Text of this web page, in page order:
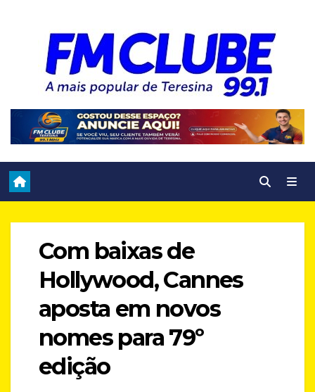
Com baixas de
Hollywood, Cannes
aposta em novos
nomes para 79º
edição